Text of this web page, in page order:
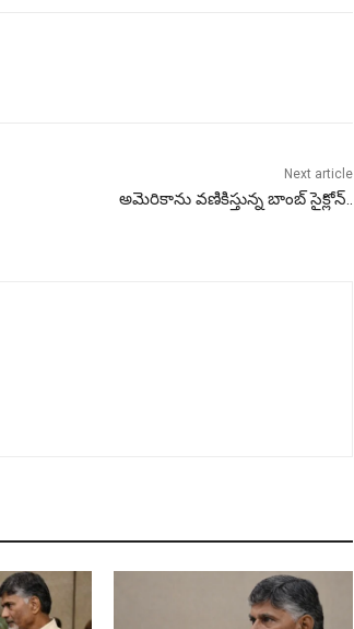
Next article
అమెరికాను వణికిస్తున్న బాంబ్ సైక్లోన్..